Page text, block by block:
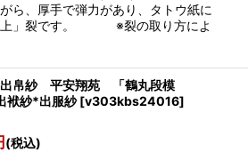
ら、厚手で弾力があり、タトウ紙に
上」裂です。 ※裂の取り方によ
出帛紗 平安翔苑 「鶴丸段模
紗*出服紗 [v303kbs24016]
(税込)